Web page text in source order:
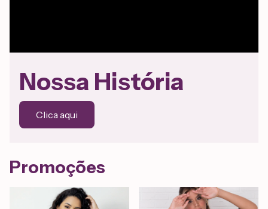
Nossa História
Clica aqui
Promoções